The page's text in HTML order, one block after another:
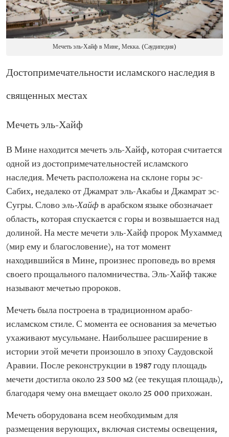
Мечеть эль-Хайф в Мине, Мекка. (Саудипедия)
Достопримечательности исламского наследия в
священных местах
Мечеть эль-Хайф
В Мине находится мечеть эль-Хайф, которая считается
одной из достопримечательностей исламского
наследия. Мечеть расположена на склоне горы эс-
Сабих, недалеко от Джамрат эль-Акабы и Джамрат эс-
Сугры. Словоэль-Хайфв арабском языке обозначает
область, которая спускается с горы и возвышается над
долиной. На месте мечети эль-Хайф пророк Мухаммед
(мир ему и благословение), на тот момент
находившийся в Мине, произнес проповедь во время
своего прощального паломничества. Эль-Хайф также
называют мечетью пророков.
Мечеть была построена в традиционном арабо-
исламском стиле. С момента ее основания за мечетью
ухаживают мусульмане. Наибольшее расширение в
истории этой мечети произошло в эпоху Саудовской
Аравии. После реконструкции в 1987 году площадь
мечети достигла около 23 500 м2 (ее текущая площадь),
благодаря чему она вмещает около 25 000 прихожан.
Мечеть оборудована всем необходимым для
размещения верующих, включая системы освещения,